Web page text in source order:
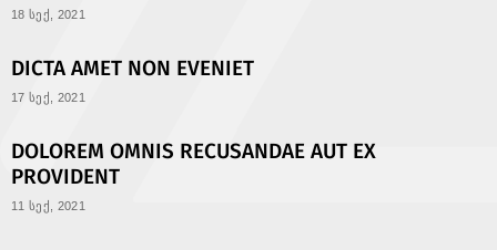
18 სექ, 2021
DICTA AMET NON EVENIET
17 სექ, 2021
DOLOREM OMNIS RECUSANDAE AUT EX
PROVIDENT
11 სექ, 2021